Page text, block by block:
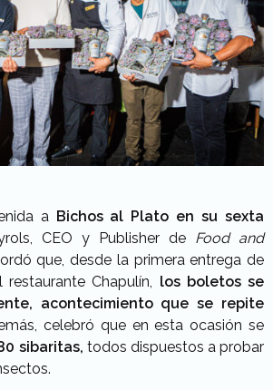
a Bichos al Plato en su sexta
CEO y Publisher de Food and
que, desde la primera entrega de
Chapulín, los boletos se
acontecimiento que se repite
celebró que en esta ocasión se
sibaritas, todos dispuestos a probar